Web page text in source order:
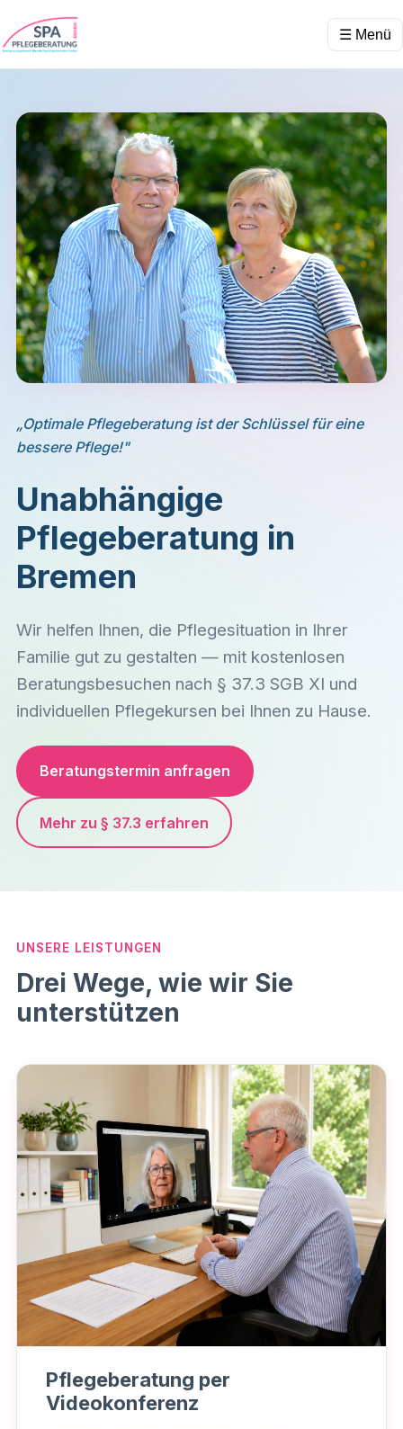
☰ Menü
„Optimale Pflegeberatung ist der Schlüssel für eine
bessere Pflege!"
Unabhängige
Pflegeberatung in
Bremen
Wir helfen Ihnen, die Pflegesituation in Ihrer
Familie gut zu gestalten — mit kostenlosen
Beratungsbesuchen nach § 37.3 SGB XI und
individuellen Pflegekursen bei Ihnen zu Hause.
Beratungstermin anfragen
Mehr zu § 37.3 erfahren
UNSERE LEISTUNGEN
Drei Wege, wie wir Sie
unterstützen
Pflegeberatung per
Videokonferenz